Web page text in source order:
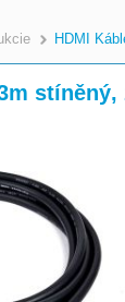
HDMI